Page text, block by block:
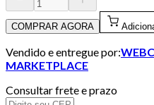
COMPRAR AGORA
Vendido e entregue por:
MARKETPLACE
Consultar frete e prazo